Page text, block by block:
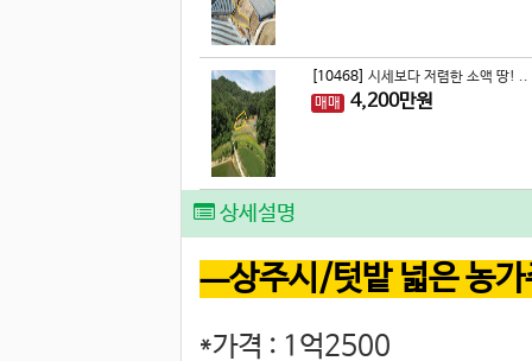
[10468] 시세보다 저렴한 소액 땅! ..
매매
4,200만원
상세설명
ㅡ상주시/텃밭 넓은 농
*가격 : 1억2500